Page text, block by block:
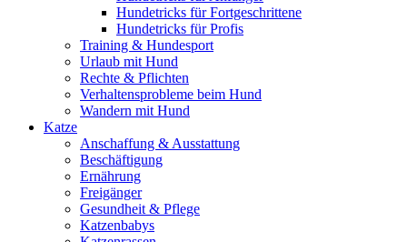
Hundetricks für Fortgeschrittene
Hundetricks für Profis
Training & Hundesport
Urlaub mit Hund
Rechte & Pflichten
Verhaltensprobleme beim Hund
Wandern mit Hund
Katze
Anschaffung & Ausstattung
Beschäftigung
Ernährung
Freigänger
Gesundheit & Pflege
Katzenbabys